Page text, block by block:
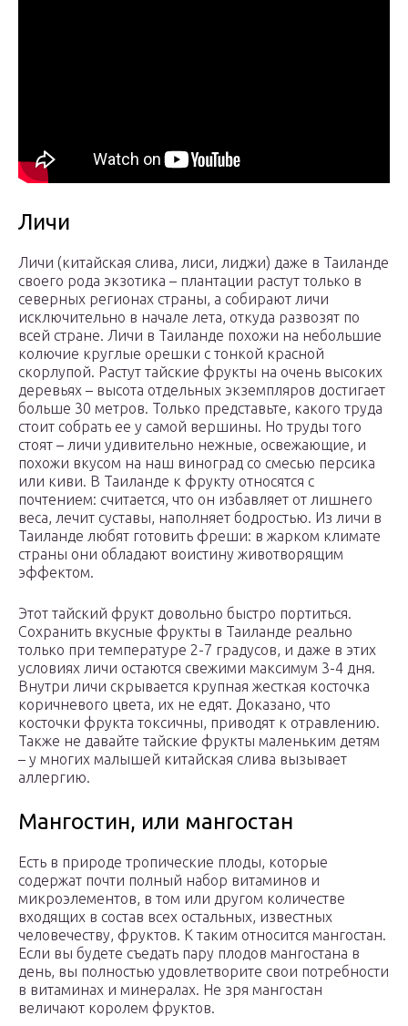
Личи
Личи (китайская слива, лиси, лиджи) даже в Таиланде
своего рода экзотика – плантации растут только в
северных регионах страны, а собирают личи
исключительно в начале лета, откуда развозят по
всей стране. Личи в Таиланде похожи на небольшие
колючие круглые орешки с тонкой красной
скорлупой. Растут тайские фрукты на очень высоких
деревьях – высота отдельных экземпляров достигает
больше 30 метров. Только представьте, какого труда
стоит собрать ее у самой вершины. Но труды того
стоят – личи удивительно нежные, освежающие, и
похожи вкусом на наш виноград со смесью персика
или киви. В Таиланде к фрукту относятся с
почтением: считается, что он избавляет от лишнего
веса, лечит суставы, наполняет бодростью. Из личи в
Таиланде любят готовить фреши: в жарком климате
страны они обладают воистину животворящим
эффектом.
Этот тайский фрукт довольно быстро портиться.
Сохранить вкусные фрукты в Таиланде реально
только при температуре 2-7 градусов, и даже в этих
условиях личи остаются свежими максимум 3-4 дня.
Внутри личи скрывается крупная жесткая косточка
коричневого цвета, их не едят. Доказано, что
косточки фрукта токсичны, приводят к отравлению.
Также не давайте тайские фрукты маленьким детям
– у многих малышей китайская слива вызывает
аллергию.
Мангостин, или мангостан
Есть в природе тропические плоды, которые
содержат почти полный набор витаминов и
микроэлементов, в том или другом количестве
входящих в состав всех остальных, известных
человечеству, фруктов. К таким относится мангостан.
Если вы будете съедать пару плодов мангостана в
день, вы полностью удовлетворите свои потребности
в витаминах и минералах. Не зря мангостан
величают королем фруктов.